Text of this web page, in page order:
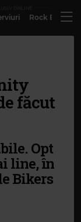
Rock
făcut
Opt
line, în
Bikers